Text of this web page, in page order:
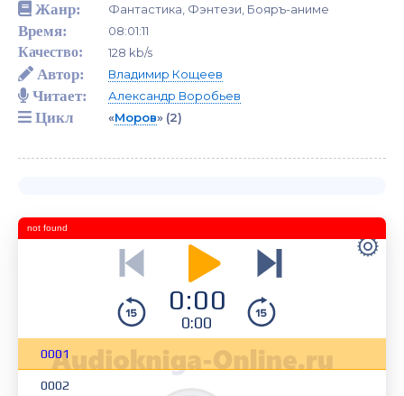
Жанр: Фантастика, Фэнтези, Бояръ-аниме
Время:
08:01:11
Качество:
128 kb/s
Автор: Владимир Кощеев
Читает: Александр Воробьев
Цикл «Моров» (2)
0:00
0:00
0001
0002
not found